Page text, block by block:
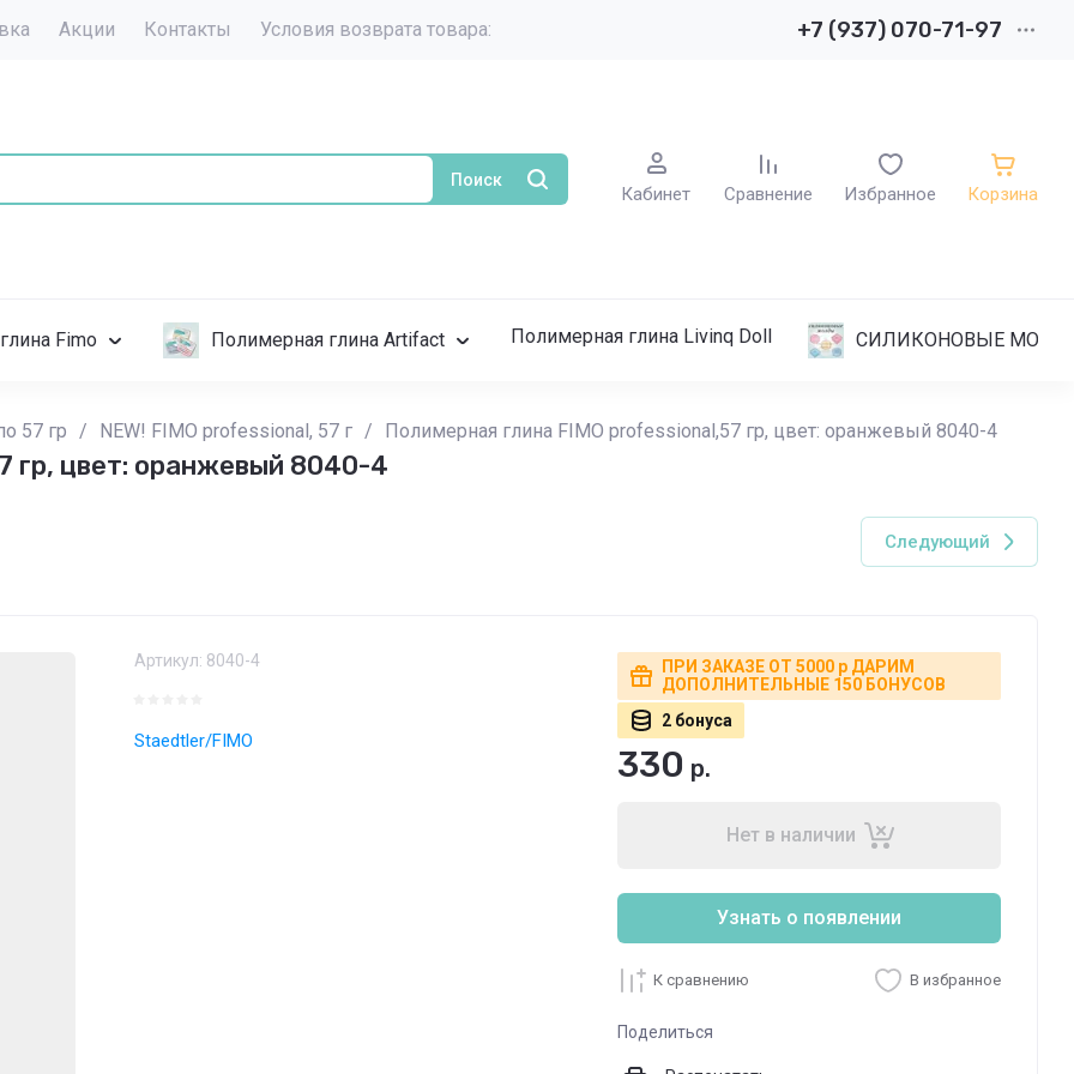
Акции Контакты Условия возврата товара: +7 (937) 070-71-97
Поиск
Кабинет Сравнение Избранное Корзина
Fimo Полимерная глина Artifact Полимерная глина Livinq Doll СИЛИКОНОВЫЕ
57 гр / NEW! FIMO professional, 57 г / Полимерная глина FIMO professional,57 гр, цвет: оранжевый 8040-4
гр, цвет: оранжевый 8040-4
Следующий
Артикул: 8040-4
Staedtler/FIMO
ПРИ ЗАКАЗЕ ОТ 5000 р ДАРИМ
ДОПОЛНИТЕЛЬНЫЕ 150 БОНУСОВ
2 бонуса
330 р.
Нет в наличии
Узнать о появлении
К сравнению В избранное
Поделиться